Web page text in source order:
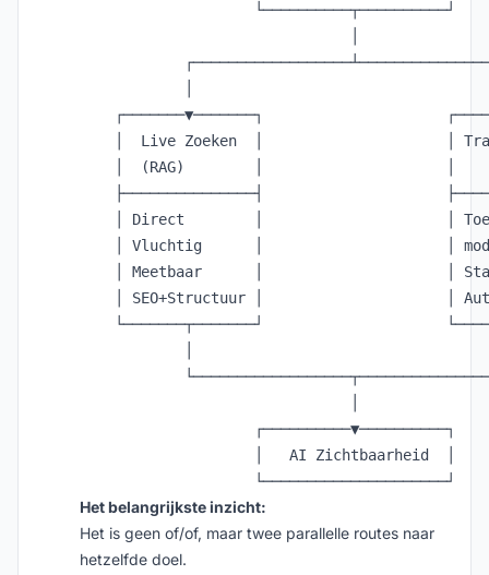
                    └──────────┬──────────┘
┌───────▼───────┐
│  Live Zoeken  │                     │
│  (RAG)        │                     │
├───────────────┤
│ Direct        │                     │
│ Vluchtig      │                     │
│ Meetbaar      │                     │
│ SEO+Structuur │                     │
└───────┬───────┘
                    ┌──────────▼──────────┐
                    │   AI Zichtbaarheid  │
Het belangrijkste inzicht:
Het is geen of/of, maar twee parallelle routes naar
hetzelfde doel.